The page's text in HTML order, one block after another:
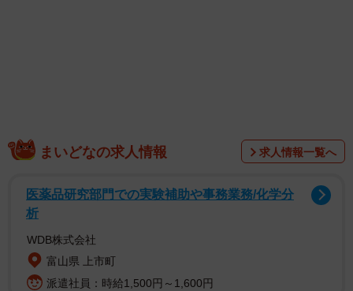
まいどなの求人情報 求人情報一覧へ
医薬品研究部門での実験補助や事務業務/化学分
析
WDB株式会社
富山県 上市町
派遣社員：時給1,500円～1,600円